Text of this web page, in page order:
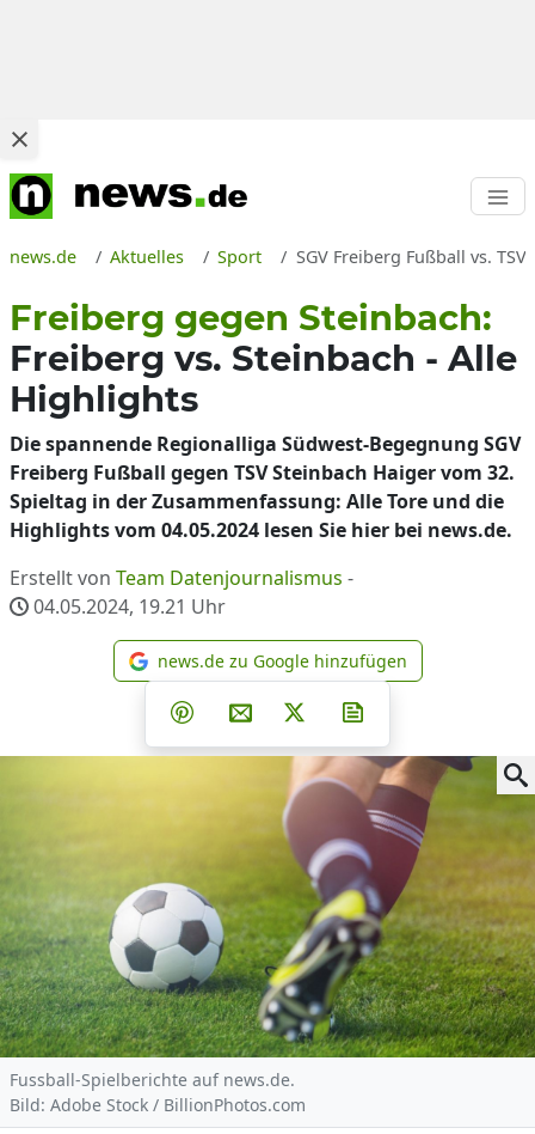
news.de Aktuelles Sport SGV Freiberg Fußball vs.
Freiberg gegen Steinbach:
Freiberg vs. Steinbach - Alle
Highlights
Die spannende Regionalliga Südwest-Begegnung SGV
Freiberg Fußball gegen TSV Steinbach Haiger vom 32.
Spieltag in der Zusammenfassung: Alle Tore und die
Highlights vom 04.05.2024 lesen Sie hier bei news.de.
Erstellt von Team Datenjournalismus -
04.05.2024, 19.21 Uhr
news.de zu Google
news.de zu Google hinzufügen
Teilen auf Facebook
Teilen auf Whatsapp
Teilen auf Telegram
Teilen auf Pinterest
Per E-Mail teilen
Post auf X
Fussball-Spielberichte auf news.de.
Bild: Adobe Stock / BillionPhotos.com